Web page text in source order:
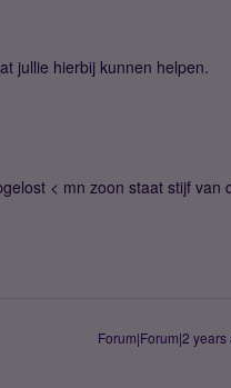
jullie hierbij kunnen helpen.
< mn zoon staat stijf van
Forum|Forum|2 years